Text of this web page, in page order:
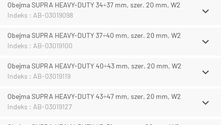
Obejma SUPRA HEAVY-DUTY 34÷37 mm, szer. 20 mm, W2
Indeks : AB-03019098
Obejma SUPRA HEAVY-DUTY 37÷40 mm, szer. 20 mm, W2
Indeks : AB-03019100
Obejma SUPRA HEAVY-DUTY 40÷43 mm, szer. 20 mm, W2
Indeks : AB-03019119
Obejma SUPRA HEAVY-DUTY 43÷47 mm, szer. 20 mm, W2
Indeks : AB-03019127